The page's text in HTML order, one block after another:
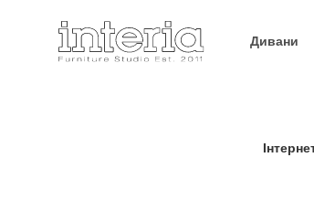
Дивани